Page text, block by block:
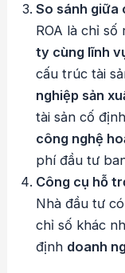
So sánh giữa
ROA là chỉ
ty cùng lĩnh
cấu trúc tài
nghiệp sản
tài sản cố
công nghệ
phí đầu tư
Công cụ hỗ
Nhà đầu tư
chỉ số khác
định doanh